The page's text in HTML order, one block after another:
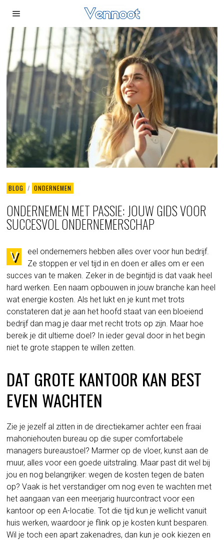
BLOG / ONDERNEMEN
ONDERNEMEN MET PASSIE: JOUW GIDS VOOR
SUCCESVOL ONDERNEMERSCHAP
V
eel ondernemers hebben alles over voor hun bedrijf.
Ze stoppen er vel tijd in en doen er alles om er een
succes van te maken. Zeker in de begintijd is dat vaak heel
hard werken. Een naam opbouwen in jouw branche kan heel
wat energie kosten. Als het lukt en je kunt met trots
constateren dat je aan het hoofd staat van een bloeiend
bedrijf dan mag je daar met recht trots op zijn. Maar hoe
bereik je dit ultieme doel? In ieder geval door in het begin
niet te grote stappen te willen zetten.
DAT GROTE KANTOOR KAN BEST
EVEN WACHTEN
Zie je jezelf al zitten in de directiekamer achter een fraai
mahoniehouten bureau op die super comfortabele
managers bureaustoel? Marmer op de vloer, kunst aan de
muur, alles voor een goede uitstraling. Maar past dit wel bij
jou en nog belangrijker: wegen de kosten tegen de baten
op? Vaak is het verstandiger om nog even te wachten met
het aangaan van een meerjarig huurcontract voor een
kantoor op een A-locatie. Tot die tijd kun je wellicht vanuit
huis werken, waardoor je flink op je kosten kunt besparen.
Wil je toch een apart zakenadres, dan kun je ook kiezen en